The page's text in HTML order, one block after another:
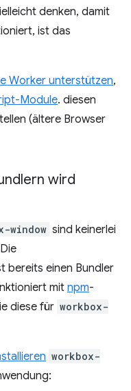
denken, damit
ist das
Worker unterstützen,
Module. diesen
(ältere Browser
wird
window sind keinerlei
bereits einen Bundler
mitnpm-
diese für workbox-
workbox-